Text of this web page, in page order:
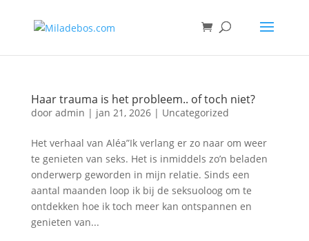
Haar trauma is het probleem.. of toch niet?
door admin | jan 21, 2026| Uncategorized
Het verhaal van Aléa”Ik verlang er zo naar om weer
te genieten van seks. Het is inmiddels zo’n beladen
onderwerp geworden in mijn relatie. Sinds een
aantal maanden loop ik bij de seksuoloog om te
ontdekken hoe ik toch meer kan ontspannen en
genieten van...